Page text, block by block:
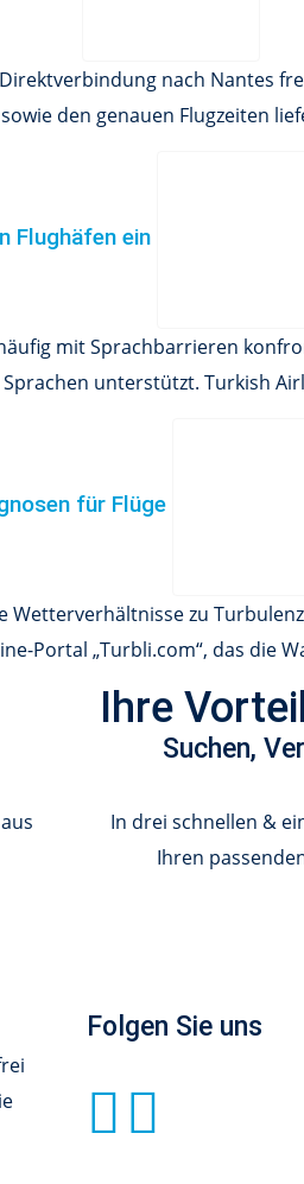
nach Nantes
den genauen Flugzeiten
Flughäfen ein
mit Sprachbarrieren
unterstützt. Turkish
für Flüge
Wetterverhältnisse zu
Portal „Turbli.com“, das
Ihre
Suchen,
In drei schnellen &
Ihren
Folgen Sie uns